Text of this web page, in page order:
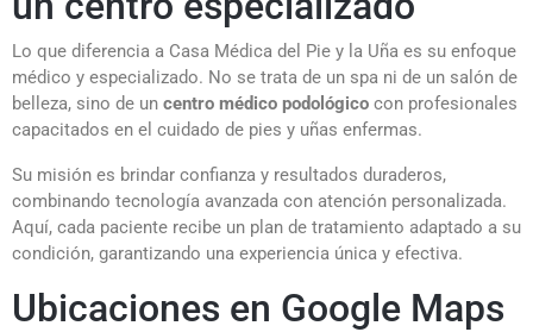
Lo que diferencia a Casa Médica del Pie y la Uña es su enfoque
médico y especializado. No se trata de un spa ni de un salón de
belleza, sino de un centro médico podológico con profesionales
capacitados en el cuidado de pies y uñas enfermas.
Su misión es brindar confianza y resultados duraderos,
combinando tecnología avanzada con atención personalizada.
Aquí, cada paciente recibe un plan de tratamiento adaptado a su
condición, garantizando una experiencia única y efectiva.
Ubicaciones en Google Maps